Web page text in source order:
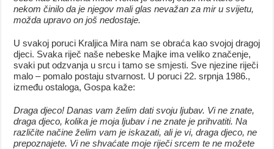
nekom činilo da je njegov mali glas nevažan za mir u svijetu,
možda upravo on još nedostaje.
U svakoj poruci Kraljica Mira nam se obraća kao svojoj dragoj
djeci. Svaka riječ naše nebeske Majke ima veliko značenje,
svaki put odzvanja u srcu i tamo se smjesti. Sve njezine riječi
malo – pomalo postaju stvarnost. U poruci 22. srpnja 1986.,
između ostaloga, Gospa kaže:
Draga djeco! Danas vam želim dati svoju ljubav. Vi ne znate,
draga djeco, kolika je moja ljubav i ne znate je prihvatiti. Na
različite načine želim vam je iskazati, ali je vi, draga djeco, ne
prepoznajete. Vi ne shvaćate moje riječi srcem te ne možete